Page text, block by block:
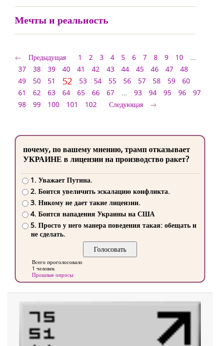
Мечты и реальность
Предыдущая 1 2 3 4 5 6 7 8 9 10
...
37
38 39 40 41 42 43 44 45 46 47
48
49
50 51 52 53 54 55 56 57 58 59
60
61
62 63 64 65 66 67 ... 93 94 95 96
97
98
99 100 101 102 Следующая
почему, по вашему мнению, трамп отказывает
УКРАИНЕ в лицензии на производство ракет?
1. Уважает Путина.
2. Боится увеличить эскалацию конфликта.
3. Никому не дает такие лицензии.
4. Боится нападения Украины на США
5. Просто у него манера поведения такая: обещать и
не сделать.
Всего проголосовало
1 человек
Прошлые опросы